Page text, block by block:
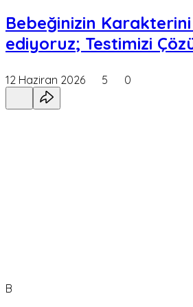
Bebeğinizin
ediyoruz; Testimizi
12 Haziran 2026 5 0
B